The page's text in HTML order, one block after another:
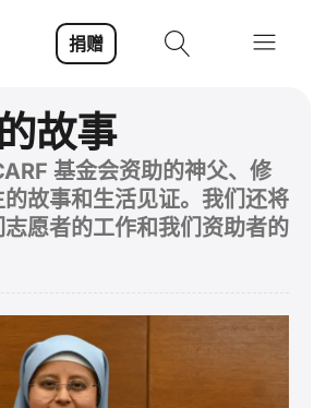
捐赠
故事
基金会资助的神父、修
的故事和生活见证。我们还将
愿者的工作和我们资助者的